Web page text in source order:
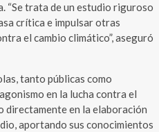
“Se trata de un estudio riguroso
crítica e impulsar otras
el cambio climático”, aseguró
tanto públicas como
en la lucha contra el
directamente en la elaboración
aportando sus conocimientos